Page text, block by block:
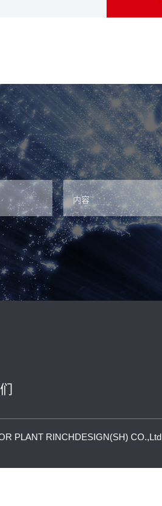
PLANT RINCHDESIGN(SH) CO.,Ltd